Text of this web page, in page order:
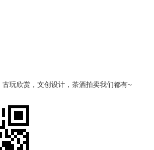
玩欣赏，文创设计，茶酒拍卖我们都有~